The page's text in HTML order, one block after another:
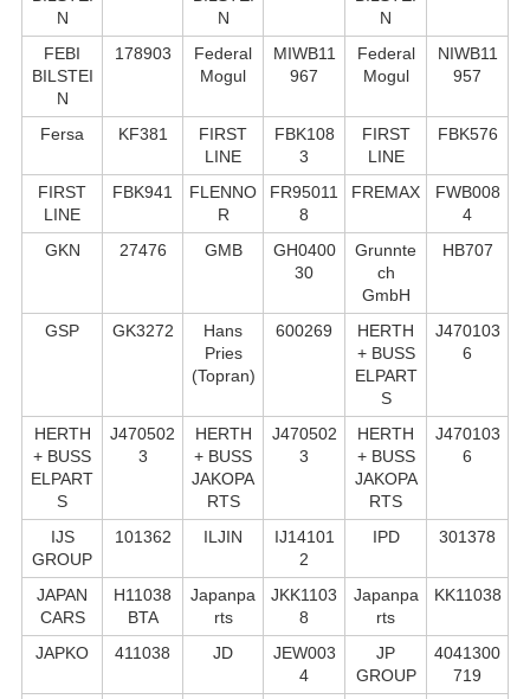
N
N
N
FEBI
BILSTEI
N
178903
Federal
Mogul
MIWB11
967
Federal
Mogul
NIWB11
957
Fersa KF381
FIRST
LINE
FBK108
3
FIRST
LINE
FBK576
FIRST
LINE
FBK941
FLENNO
R
FR95011
8
FREMAX
FWB008
4
GKN
27476 GMB
GH0400
30
Grunnte
ch
GmbH
HB707
GSP GK3272
Hans
Pries
(Topran)
600269
HERTH
+ BUSS
ELPART
S
J470103
6
HERTH
+ BUSS
ELPART
S
J470502
3
HERTH
+ BUSS
JAKOPA
RTS
J470502
3
HERTH
+ BUSS
JAKOPA
RTS
J470103
6
IJS
GROUP
101362 ILJIN
IJ14101
2
IPD 301378
JAPAN
CARS
H11038
BTA
Japanpa
rts
JKK1103
8
Japanpa
rts
KK11038
JAPKO 411038 JD
JEW003
4
JP
GROUP
4041300
719